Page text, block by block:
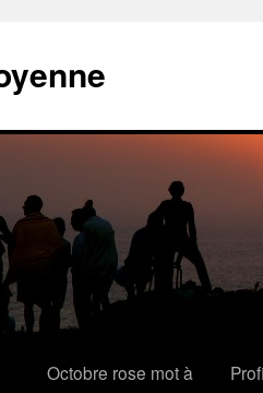
Octobre rose mot à